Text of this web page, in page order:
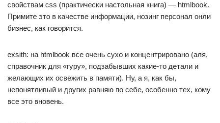
свойствам css (практически настольная книга) — htmlbook.
Примите это в качестве информации, нозинг персонал онли
бизнес, как говорится.
exsith: на htmlbook все очень сухо и концентрировано (аля,
справочник для «гуру», подзабывших какие-то детали и
желающих их освежить в памяти). Ну, а я, как бы,
непонятливый и других равняю по себе, особенно тех, кому
все это вновень.